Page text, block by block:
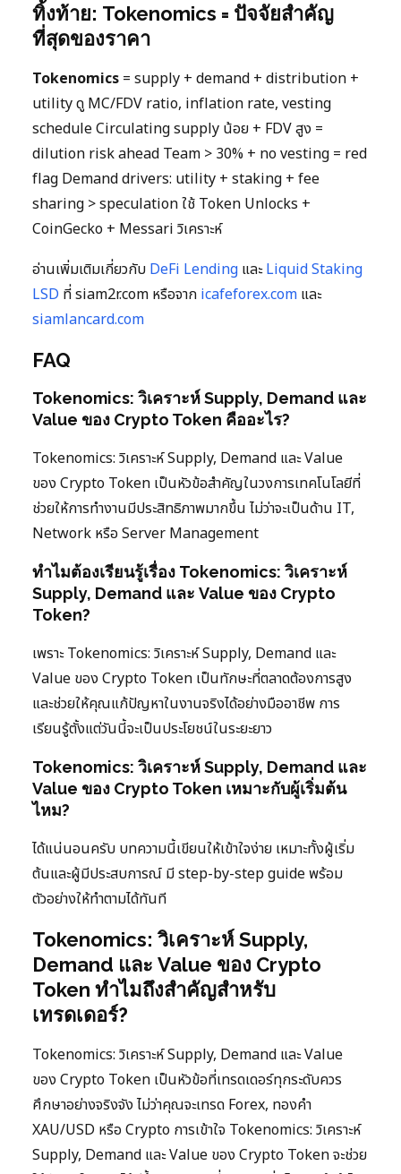
ทิ้งท้าย: Tokenomics = ปัจจัยสำคัญ
ที่สุดของราคา
Tokenomics = supply + demand + distribution +
utility ดู MC/FDV ratio, inflation rate, vesting
schedule Circulating supply น้อย + FDV สูง =
dilution risk ahead Team > 30% + no vesting = red
flag Demand drivers: utility + staking + fee
sharing > speculation ใช้ Token Unlocks +
CoinGecko + Messari วิเคราะห์
อ่านเพิ่มเติมเกี่ยวกับ DeFi Lending และLiquid Staking
LSD ที่ siam2r.com หรือจาก icafeforex.com และ
siamlancard.com
FAQ
Tokenomics: วิเคราะห์ Supply, Demand และ
Value ของ Crypto Token คืออะไร?
Tokenomics: วิเคราะห์ Supply, Demand และ Value
ของ Crypto Token เป็นหัวข้อสำคัญในวงการเทคโนโลยีที่
ช่วยให้การทำงานมีประสิทธิภาพมากขึ้น ไม่ว่าจะเป็นด้าน IT,
Network หรือ Server Management
ทำไมต้องเรียนรู้เรื่อง Tokenomics: วิเคราะห์
Supply, Demand และ Value ของ Crypto
Token?
เพราะ Tokenomics: วิเคราะห์ Supply, Demand และ
Value ของ Crypto Token เป็นทักษะที่ตลาดต้องการสูง
และช่วยให้คุณแก้ปัญหาในงานจริงได้อย่างมืออาชีพ การ
เรียนรู้ตั้งแต่วันนี้จะเป็นประโยชน์ในระยะยาว
Tokenomics: วิเคราะห์ Supply, Demand และ
Value ของ Crypto Token เหมาะกับผู้เริ่มต้น
ไหม?
ได้แน่นอนครับ บทความนี้เขียนให้เข้าใจง่าย เหมาะทั้งผู้เริ่ม
ต้นและผู้มีประสบการณ์ มี step-by-step guide พร้อม
ตัวอย่างให้ทำตามได้ทันที
Tokenomics: วิเคราะห์ Supply,
Demand และ Value ของ Crypto
Token ทำไมถึงสำคัญสำหรับ
เทรดเดอร์?
Tokenomics: วิเคราะห์ Supply, Demand และ Value
ของ Crypto Token เป็นหัวข้อที่เทรดเดอร์ทุกระดับควร
ศึกษาอย่างจริงจัง ไม่ว่าคุณจะเทรด Forex, ทองคำ
XAU/USD หรือ Crypto การเข้าใจ Tokenomics: วิเคราะห์
Supply, Demand และ Value ของ Crypto Token จะช่วย